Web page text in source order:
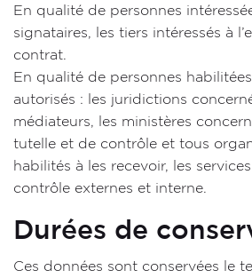
En qualité de personnes
signataires, les tiers intéressés à
contrat.
En qualité de personnes
autorisés : les juridictions
médiateurs, les ministères
tutelle et de contrôle et tous
habilités à les recevoir, les
contrôle externes et interne.
Durées de
Ces données sont conservées le